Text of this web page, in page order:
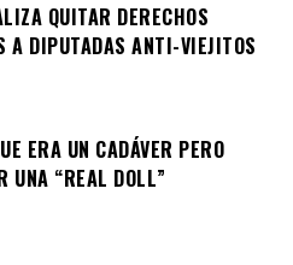
QUITAR DERECHOS
A DIPUTADAS ANTI-VIEJITOS
ERA UN CADÁVER PERO
UNA “REAL DOLL”